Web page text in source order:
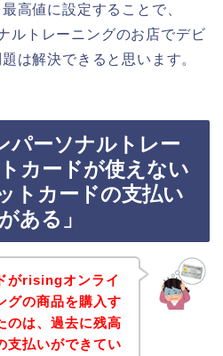
高値に設定することで、
ルトレーニングのお店でデビ
は解決できると思います。
パーソナルトレー
カードが使えない
トカードの支払い
ある」
がrisingオンライ
グの商品を購入す
のは、過去に残高
支払いができてい